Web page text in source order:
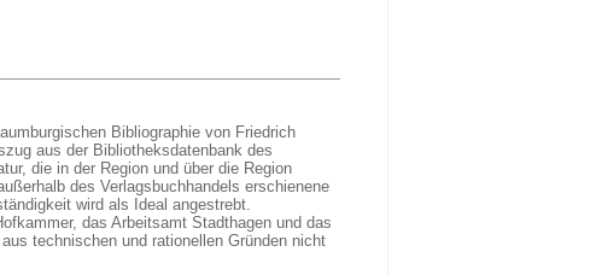
Bibliographie von Friedrich
aus der Bibliotheksdatenbank des
die in der Region und über die Region
des Verlagsbuchhandels erschienene
wird als Ideal angestrebt.
das Arbeitsamt Stadthagen und das
technischen und rationellen Gründen nicht